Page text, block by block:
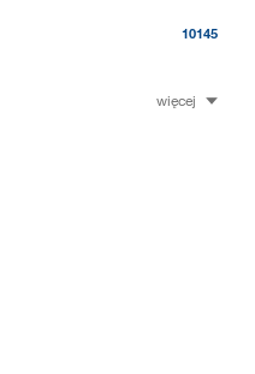
10145
więcej